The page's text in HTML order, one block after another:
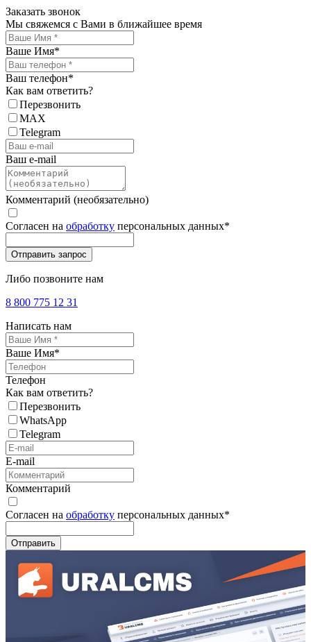
Заказать звонок
Мы свяжемся с Вами в ближайшее время
Ваше Имя*
Ваш телефон*
Как вам ответить?
Перезвонить
MAX
Telegram
Ваш e-mail
Комментарий (необязательно)
Согласен на обработку персональных данных*
Либо позвоните нам
8 800 775 12 31
Написать нам
Ваше Имя*
Телефон
Как вам ответить?
Перезвонить
WhatsApp
Telegram
E-mail
Комментарий
Согласен на обработку персональных данных*